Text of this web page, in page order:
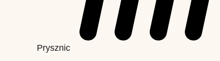
Prysznic